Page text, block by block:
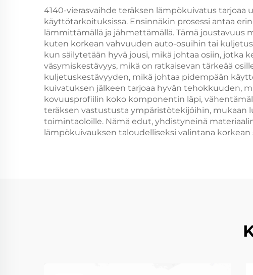
4140-vierasvaihde teräksen lämpökuivatus
käyttötarkoituksissa. Ensinnäkin prosessi antaa
lämmittämällä ja jähmettämällä. Tämä
kuten korkean vahvuuden auto-osuihin tai
kun säilytetään hyvä jousi, mikä johtaa osiin,
väsymiskestävyys, mikä on ratkaisevan tärkeää
kuljetuskestävyyden, mikä johtaa pidempään
kuivatuksen jälkeen tarjoaa hyvän tehokkuuden,
kovuusprofiilin koko komponentin läpi,
teräksen vastustusta ympäristötekijöihin,
toimintaoloille. Nämä edut, yhdistyneinä
lämpökuivauksen taloudelliseksi valintana